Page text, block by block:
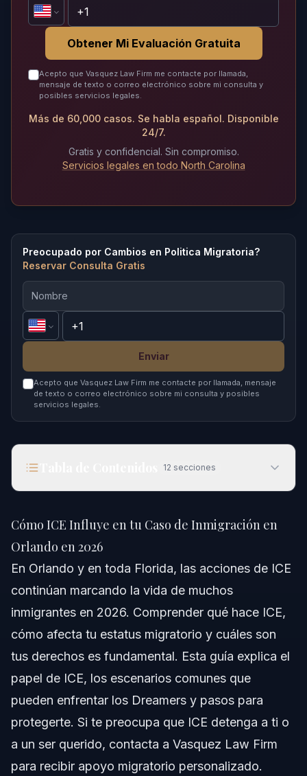
Obtener Mi Evaluación Gratuita
Acepto que Vasquez Law Firm me contacte por llamada,
mensaje de texto o correo electrónico sobre mi consulta y
posibles servicios legales.
Más de 60,000 casos. Se habla español. Disponible
24/7.
Gratis y confidencial. Sin compromiso.
Servicios legales en todo North Carolina
Preocupado por Cambios en Politica Migratoria?
Reservar Consulta Gratis
Enviar
Acepto que Vasquez Law Firm me contacte por llamada, mensaje
de texto o correo electrónico sobre mi consulta y posibles
servicios legales.
12 secciones
Respuesta Rápida
Entendiendo ICE y su Función
Presencia de ICE en Estados Unidos
Pasos a Seguir Si ICE se Contacta Contigo
Inmediata
Cómo Responder si ICE te Detiene
Cómo ICE Influye en tu Caso de Inmigración en
Orlando en 2026
En Orlando y en toda Florida, las acciones de ICE
continúan marcando la vida de muchos
inmigrantes en 2026. Comprender qué hace ICE,
cómo afecta tu estatus migratorio y cuáles son
tus derechos es fundamental. Esta guía explica el
papel de ICE, los escenarios comunes que
pueden enfrentar los Dreamers y pasos para
protegerte. Si te preocupa que ICE detenga a ti o
a un ser querido, contacta a Vasquez Law Firm
para recibir apoyo migratorio personalizado.